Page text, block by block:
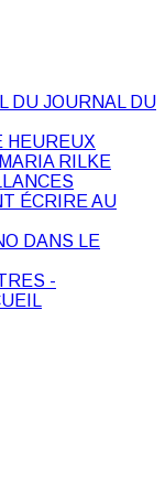
DU JOURNAL DU
HEUREUX
RILKE
ÉCRIRE AU
DANS LE
-